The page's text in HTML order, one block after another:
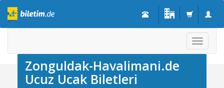
Toggle
Zonguldak-Havalimani.de
Ucuz Ucak Biletleri